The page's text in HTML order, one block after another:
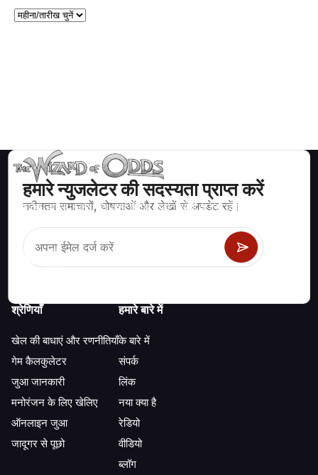
हमारे न्युजलेटर की सदस्यता प्राप्त करें
नवीनतम समाचारों, घोषणाओं और लेखों से अपडेट रहें।
ब्लैकजैक, क्रेप्स, रूलेट और अन्य सैकड़ों कैसीनो खेलों के लिए गणितीय रूप से सही
श्रेणियाँ
खेल की बाधाएं और रणनीतियाँ
गेम कैलकुलेटर
जुआ जानकारी
मनोरंजन के लिए खेलिए
ऑनलाइन जुआ
जादूगर से पूछो
हमारे बारे में
के बारे में
संपर्क
लिंक
नया क्या है
रेडियो
वीडियो
ब्लॉग